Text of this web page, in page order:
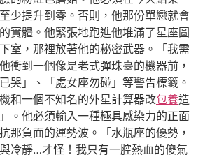
少提升到零。否則，他那份單戀就會
實體。他緊張地跑進他堆滿了星座圖
室，那裡放著他的秘密武器。「我需
衝到一個像是老式彈珠臺的機器前，
哭」、「處女座勿碰」等警告標籤。
和一個不知名的外星計算器改包養造
。他必須輸入一種極具感染力的正面
那負面的運勢波。「水瓶座的優勢，
冷靜…才怪！我只有一腔熱血的傻氣